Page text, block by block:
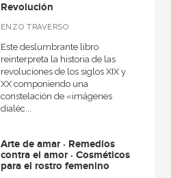
Revolución
ENZO TRAVERSO
Este deslumbrante libro
reinterpreta la historia de las
revoluciones de los siglos XIX y
XX componiendo una
constelación de «imágenes
dialéc...
Arte de amar · Remedios
contra el amor · Cosméticos
para el rostro femenino